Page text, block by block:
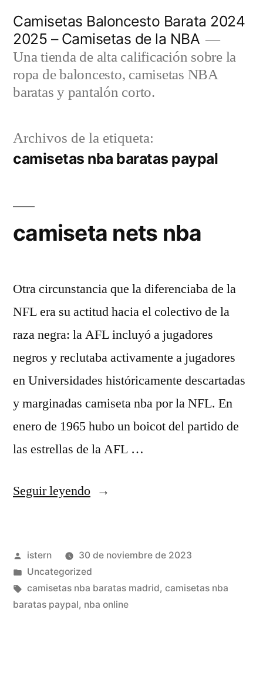
contenido
Camisetas Baloncesto Barata 2024
2025 – Camisetas de la NBA
Una tienda de alta calificación sobre la
ropa de baloncesto, camisetas NBA
baratas y pantalón corto.
Archivos de la etiqueta:
camisetas nba baratas paypal
camiseta nets nba
Otra circunstancia que la diferenciaba de la
NFL era su actitud hacia el colectivo de la
raza negra: la AFL incluyó a jugadores
negros y reclutaba activamente a jugadores
en Universidades históricamente descartadas
y marginadas camiseta nba por la NFL. En
enero de 1965 hubo un boicot del partido de
las estrellas de la AFL …
Seguir leyendo«camiseta
Publicado
por
istern
30 de noviembre de 2023
Publicado
en
Uncategorized
Etiquetas:
camisetas nba baratas madrid, camisetas nba
baratas paypal, nba online